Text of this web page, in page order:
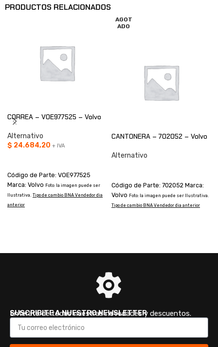
PRODUCTOS RELACIONADOS
CORREA – VOE977525 – Volvo
Alternativo
$ 24.684,20 + IVA
Código de Parte: VOE977525
Marca: Volvo Foto: la imagen puede ser
Ilustrativa. Tipo de cambio BNA Vendedor dia
anterior
AGOT
ADO
CANTONERA – 702052 – Volvo
Alternativo
Código de Parte: 702052 Marca:
Volvo Foto: la imagen puede ser Ilustrativa.
Tipo de cambio BNA Vendedor dia anterior
SUSCRIBITE A NUESTRO NEWSLETTER
Enterate de todas nuestras novedades y descuentos.